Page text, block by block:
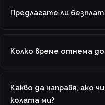
Предлагате ли
Колко време отнема
Какво да направя, ако
колата ми?